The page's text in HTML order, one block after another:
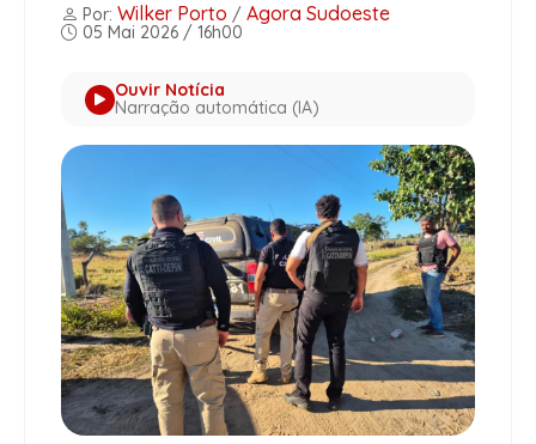
Por: Wilker Porto / Agora Sudoeste
05 Mai 2026 / 16h00
Ouvir Notícia
Narração automática (IA)